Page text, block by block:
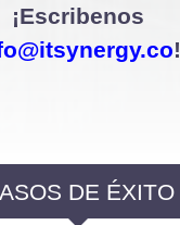
¡Escribenos
!
DE ÉXITO